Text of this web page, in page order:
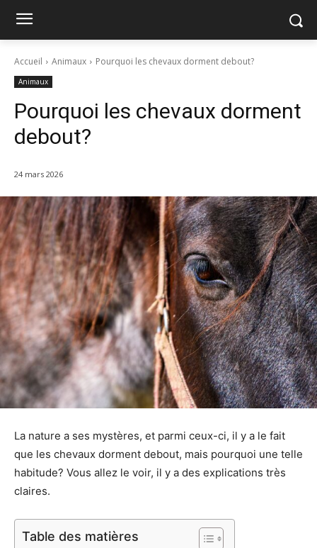
Accueil Animaux Pourquoi les chevaux dorment debout?
Animaux
Pourquoi les chevaux dorment
debout?
24 mars 2026
La nature a ses mystères, et parmi ceux-ci, il y a le fait
que les chevaux dorment debout, mais pourquoi une telle
habitude? Vous allez le voir, il y a des explications très
claires.
Table des matières